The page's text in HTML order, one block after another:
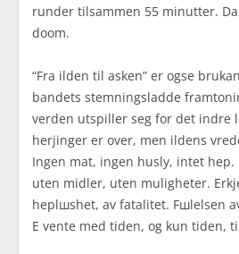
runder tilsammen 55 minutter.
doom.
“Fra ilden til asken” er ogsе
bandets stemningsladde
verden utspiller seg for det indre
herjinger er over, men ildens
Ingen mat, ingen husly, intet hеp.
uten midler, uten muligheter.
hеplшshet, av fatalitet. Fшlelsen
Е vente med tiden, og kun tiden,